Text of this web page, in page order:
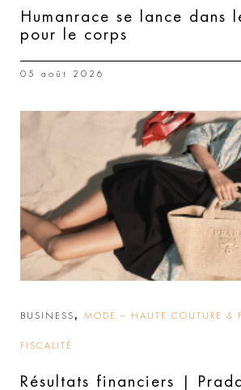
Humanrace se lance dans
pour le corps
05 août 2026
BUSINESS, MODE – HAUTE COUTURE &
FISCALITÉ
Résultats financiers |